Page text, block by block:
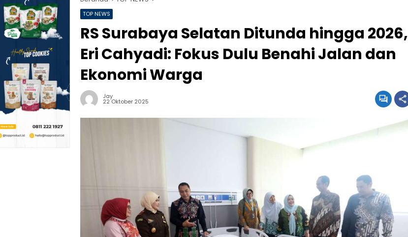
TOP NEWS
RS Surabaya Selatan Ditunda hingga 2026,
Eri Cahyadi: Fokus Dulu Benahi Jalan dan
Ekonomi Warga
Jay
22 Oktober 2025